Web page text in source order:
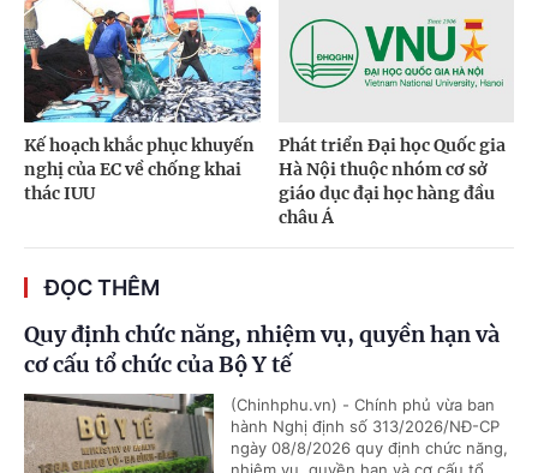
Kế hoạch khắc phục khuyến
nghị của EC về chống khai
thác IUU
Phát triển Đại học Quốc gia
Hà Nội thuộc nhóm cơ sở
giáo dục đại học hàng đầu
châu Á
ĐỌC THÊM
Quy định chức năng, nhiệm vụ, quyền hạn và
cơ cấu tổ chức của Bộ Y tế
(Chinhphu.vn) - Chính phủ vừa ban
hành Nghị định số 313/2026/NĐ-CP
ngày 08/8/2026 quy định chức năng,
nhiệm vụ, quyền hạn và cơ cấu tổ...